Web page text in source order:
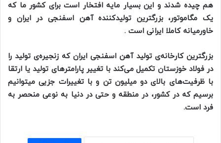
هم چیده شدند و این بسیار مایه افتخار است برای کشور ما که
یک مگاموتور، بزرگترین تولیدکننده آهن اسفنجی در ایران و
خاورمیانه کاملا ایرانی است .
بزرگترین کارخانه‌ی تولید آهن اسفنجی ایران که زنجیره‌ی تولید را
در فولاد خوزستان تکمیل می‌کند با تغییر پارامترهای تولید یا ارتقا
با ظرفیت‌های بالای دو میلیون تن و با تغییرات جزیی میتوانیم
برسیم که در کشور، در منطقه و حتی در دنیا به نوعی منحصر به
فرد است.